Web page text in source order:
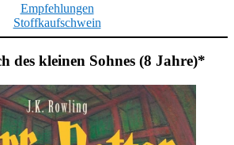
Empfehlungen
Stoffkaufschwein
des kleinen Sohnes (8 Jahre)*